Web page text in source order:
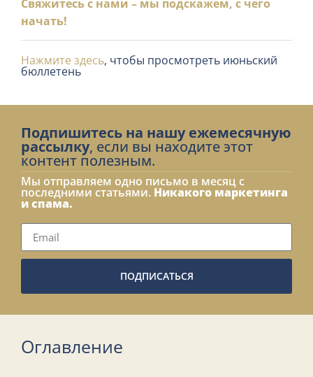
Свяжитесь с нами – мы подскажем, с чего
начать!
Нажмите здесь, чтобы просмотреть июньский
бюллетень
Подпишитесь на нашу ежемесячную
рассылку, если вы находите этот
контент полезным.
Мы отправляем одно письмо в месяц с
последними статьями. Никакого маркетинга
и спама.
ПОДПИСАТЬСЯ
Оглавление